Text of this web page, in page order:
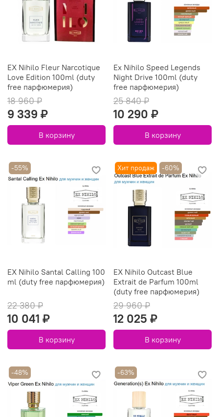
EX Nihilo Fleur Narcotique
Love Edition 100ml (duty
free парфюмерия)
18 960 ₽
9 339 ₽
В корзину
Ex Nihilo Speed Legends
Night Drive 100ml (duty
free парфюмерия)
25 840 ₽
10 290 ₽
В корзину
-55%
EX Nihilo Santal Calling 100
ml (duty free парфюмерия)
22 380 ₽
10 041 ₽
В корзину
Хит продаж -60%
EX Nihilo Outcast Blue
Extrait de Parfum 100ml
(duty free парфюмерия)
29 960 ₽
12 025 ₽
В корзину
-48% -63%